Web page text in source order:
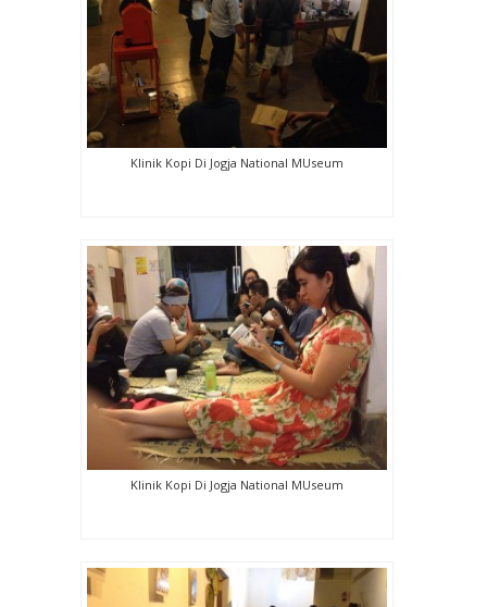
Klinik Kopi Di Jogja National MUseum
Klinik Kopi Di Jogja National MUseum